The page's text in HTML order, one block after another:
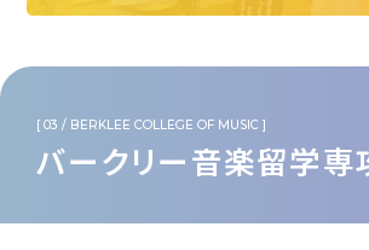
学校情報満載！